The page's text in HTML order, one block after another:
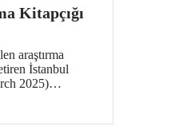
Kitapçığı
araştırma
İstanbul
2025)
disiplinler arası